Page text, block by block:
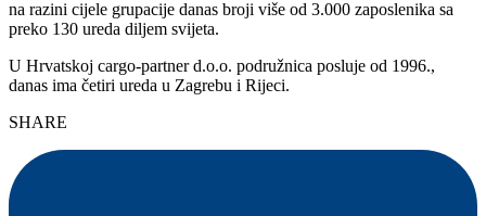
na razini cijele grupacije danas broji više od 3.000 zaposlenika sa
preko 130 ureda diljem svijeta.
U Hrvatskoj cargo-partner d.o.o. podružnica posluje od 1996.,
danas ima četiri ureda u Zagrebu i Rijeci.
SHARE